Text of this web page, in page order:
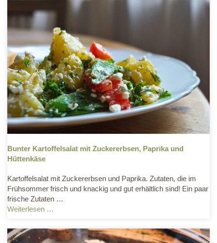
Bunter Kartoffelsalat mit Zuckererbsen, Paprika und
Hüttenkäse
Kartoffelsalat mit Zuckererbsen und Paprika. Zutaten, die im
Frühsommer frisch und knackig und gut erhältlich sind! Ein paar
frische Zutaten …
Weiterlesen …